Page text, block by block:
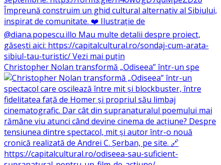
Christopher Nolan transformă „Odiseea” într-un spe